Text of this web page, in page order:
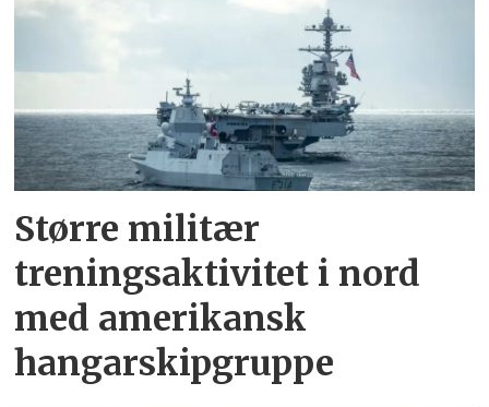
Større militær
treningsaktivitet i nord
med amerikansk
hangarskipgruppe